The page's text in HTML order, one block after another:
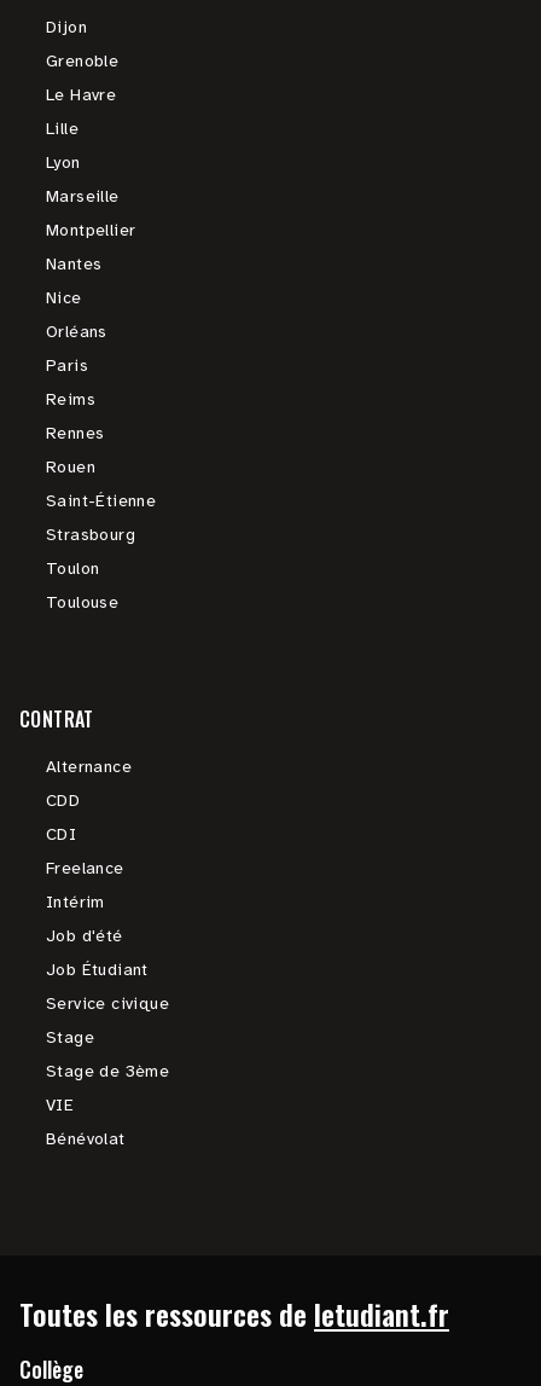
Dijon
Grenoble
Le Havre
Lille
Lyon
Marseille
Montpellier
Nantes
Nice
Orléans
Paris
Reims
Rennes
Rouen
Saint-Étienne
Strasbourg
Toulon
Toulouse
CONTRAT
Alternance
CDD
CDI
Freelance
Intérim
Job d'été
Job Étudiant
Service civique
Stage
Stage de 3ème
VIE
Bénévolat
Toutes les ressources de letudiant.fr
Collège